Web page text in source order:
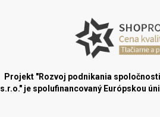
Projekt "Rozvoj podnikania
s.r.o." je spolufinancovaný Európskou